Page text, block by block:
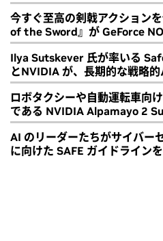
今すぐ至高の剣戟アクション
of the Sword』が GeForce
Ilya Sutskever 氏が率いる
とNVIDIA が、長期的な戦略
ロボタクシーや自動運転車向
である NVIDIA Alpamayo 2
AI のリーダーたちがサイバー
に向けた SAFE ガイドライン